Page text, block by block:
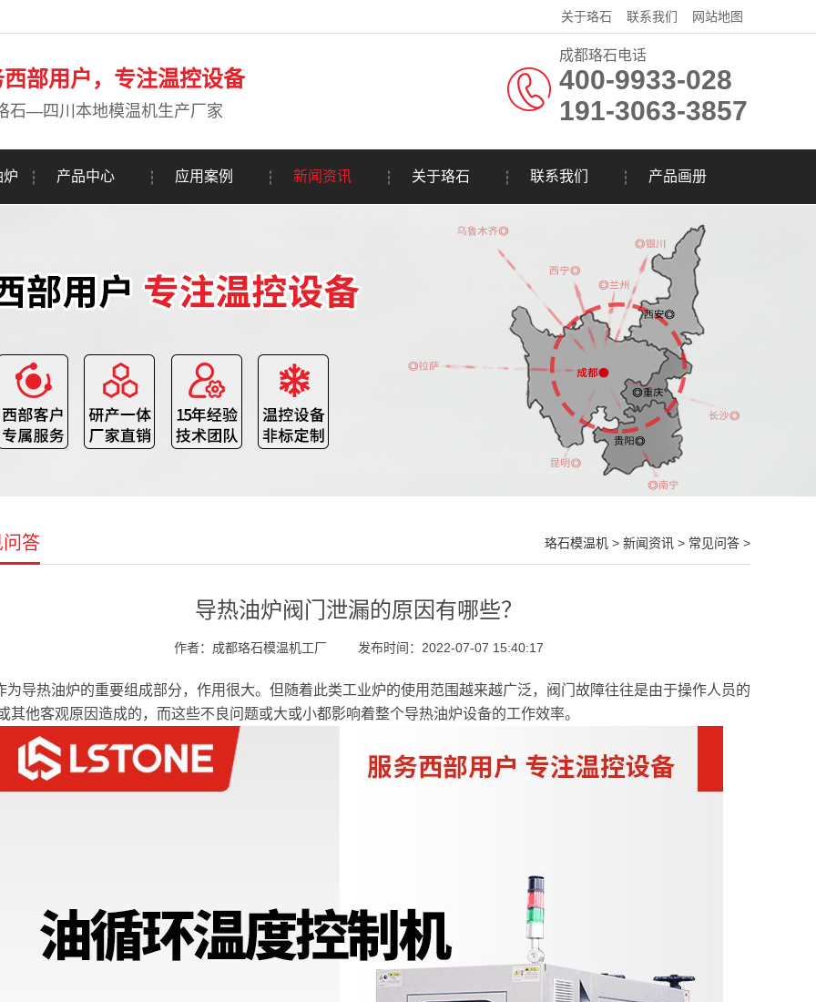
关于珞石 联系我们 网站地图
西部用户，专注温控设备
石—四川本地模温机生产厂家
成都珞石电话
400-9933-028
191-3063-3857
炉 产品中心 应用案例 新闻资讯 关于珞石 联系我们 产品画册
答 珞石模温机 > 新闻资讯 > 常见问答 >
导热油炉阀门泄漏的原因有哪些？
作者：成都珞石模温机工厂 发布时间：2022-07-07 15:40:17
为导热油炉的重要组成部分，作用很大。但随着此类工业炉的使用范围越来越广泛，阀门故障往往是由于操作人员的
其他客观原因造成的，而这些不良问题或大或小都影响着整个导热油炉设备的工作效率。